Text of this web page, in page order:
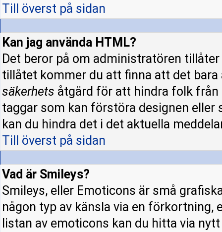
Till överst på sidan
Kan jag använda HTML?
Det beror på om administratören
tillåtet kommer du att finna att det
säkerhets åtgärd för att hindra folk
taggar som kan förstöra designen eller
kan du hindra det i det aktuella
Till överst på sidan
Vad är Smileys?
Smileys, eller Emoticons är små
någon typ av känsla via en förkortning,
listan av emoticons kan du hitta via